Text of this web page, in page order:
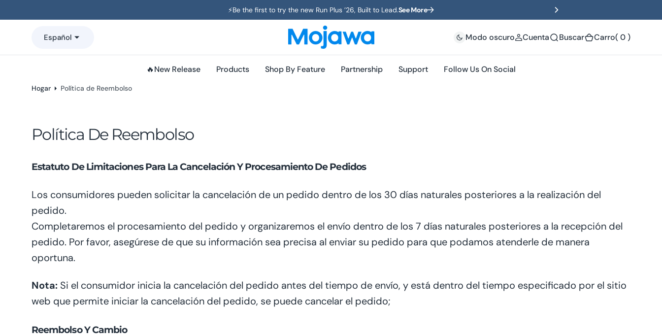
n
n
⚡️Be the first to try the new Run Plus ’26, Built to Lead.See More
Español Modo oscuro Cuenta Buscar Carro( 0 )(
🔥New Release Products Shop By Feature Partnership Support Follow Us On Social
Hogar Política de Reembolso
Política De Reembolso
Estatuto De Limitaciones Para La Cancelación Y Procesamiento De Pedidos
Los consumidores pueden solicitar la cancelación de un pedido dentro de los 30 días naturales posteriores a la realización del
pedido.
Completaremos el procesamiento del pedido y organizaremos el envío dentro de los 7 días naturales posteriores a la recepción del
pedido. Por favor, asegúrese de que su información sea precisa al enviar su pedido para que podamos atenderle de manera
oportuna.
Nota: Si el consumidor inicia la cancelación del pedido antes del tiempo de envío, y está dentro del tiempo especificado por el sitio
web que permite iniciar la cancelación del pedido, se puede cancelar el pedido;
Reembolso Y Cambio